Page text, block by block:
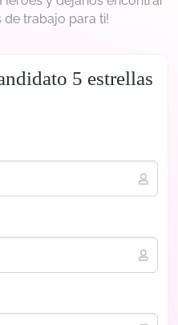
trabajo para ti!
5 estrellas